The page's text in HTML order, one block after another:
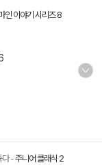
인 이야기 시리즈 8
다-주니어 클래식 2